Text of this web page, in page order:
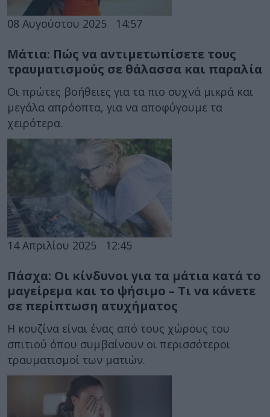
08 Αυγούστου 2025 14:57
Μάτια: Πώς να αντιμετωπίσετε τους
τραυματισμούς σε θάλασσα και παραλία
Οι πρώτες βοήθειες για τα πιο συχνά μικρά και
μεγάλα απρόοπτα, για να αποφύγουμε τα
χειρότερα.
14 Απριλίου 2025 12:45
Πάσχα: Οι κίνδυνοι για τα μάτια κατά το
μαγείρεμα και το ψήσιμο – Τι να κάνετε
σε περίπτωση ατυχήματος
Η κουζίνα είναι ένας από τους χώρους του
σπιτιού όπου συμβαίνουν οι περισσότεροι
τραυματισμοί των ματιών.